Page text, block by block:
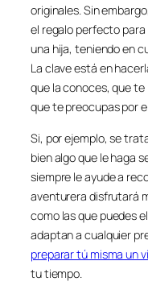
originales. Sin
el regalo perfecto para
una hija, teniendo en
La clave está en
que la conoces, que
que te preocupas por
Si, por ejemplo, se
bien algo que le haga
siempre le ayude a
aventurera disfrutará
como las que puedes
adaptan a cualquier
preparar tú misma un
tu tiempo.